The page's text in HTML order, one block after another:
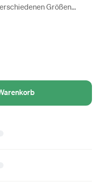
Größen...